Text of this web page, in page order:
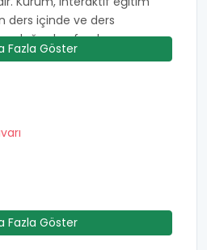
ders içinde ve ders
doğrudan fayda
yanı sıra öğrencilerin
öğrencilerin sosyalliğini
drama, tiyatro, kulüp
öğrencilerin hem beceri
hem de birey
Özel Acar Koleji
kullanılmaktadır.
olan STEM'de
Mühendislik ve
gelişimleri
Fazla Göster
Fazla Göster